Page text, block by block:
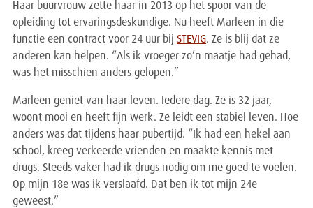
Haar buurvrouw zette haar in 2013 op het spoor van de
opleiding tot ervaringsdeskundige. Nu heeft Marleen in die
functie een contract voor 24 uur bij STEVIG. Ze is blij dat ze
anderen kan helpen. “Als ik vroeger zo’n maatje had gehad,
was het misschien anders gelopen.”
Marleen geniet van haar leven. Iedere dag. Ze is 32 jaar,
woont mooi en heeft fijn werk. Ze leidt een stabiel leven. Hoe
anders was dat tijdens haar pubertijd. “Ik had een hekel aan
school, kreeg verkeerde vrienden en maakte kennis met
drugs. Steeds vaker had ik drugs nodig om me goed te voelen.
Op mijn 18e was ik verslaafd. Dat ben ik tot mijn 24e
geweest.”